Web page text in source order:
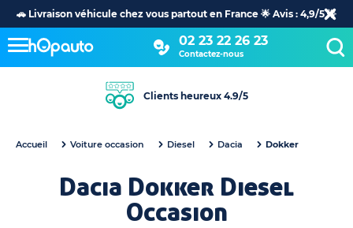
🚗 Livraison véhicule chez vous partout en France 🌟 Avis : 4,9/5 🌟
02 23 22 26 23
Contactez-nous
Clients heureux 4.9/5
Accueil Voiture occasion Diesel Dacia Dokker
Dacia Dokker Diesel
Occasion